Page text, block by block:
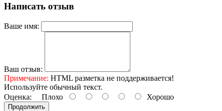
Написать отзыв
Ваше имя:
Ваш отзыв:
Примечание: HTML разметка не поддерживается!
Используйте обычный текст.
Оценка: Плохо Хорошо
Продолжить